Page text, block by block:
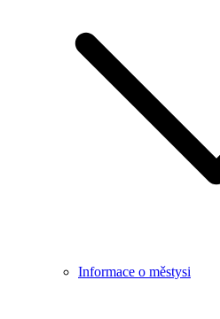
Informace o městysi